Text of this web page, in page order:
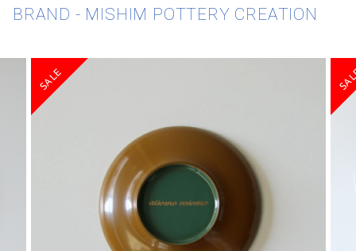
BRAND - MISHIM POTTERY CREATION